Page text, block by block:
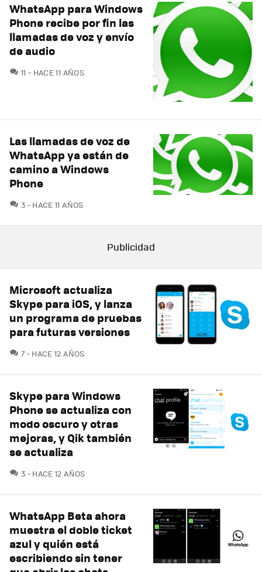
WhatsApp para Windows
Phone recibe por fin las
llamadas de voz y envío
de audio
11 COMENTARIOS
HACE 11 AÑOS
Las llamadas de voz de
WhatsApp ya están de
camino a Windows
Phone
3 COMENTARIOS
HACE 11 AÑOS
Microsoft actualiza
Skype para iOS, y lanza
un programa de pruebas
para futuras versiones
7COMENTARIOS
HACE 12 AÑOS
Skype para Windows
Phone se actualiza con
modo oscuro y otras
mejoras, y Qik también
se actualiza
3 COMENTARIOS
HACE 12 AÑOS
WhatsApp Beta ahora
muestra el doble ticket
azul y quién está
escribiendo sin tener